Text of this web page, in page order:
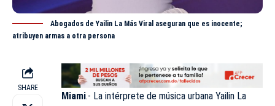
Abogados de Yailin La Más Viral aseguran que es inocente;
atribuyen armas a otra persona
SHARE
Miami.- La intérprete de música urbana Yailin La